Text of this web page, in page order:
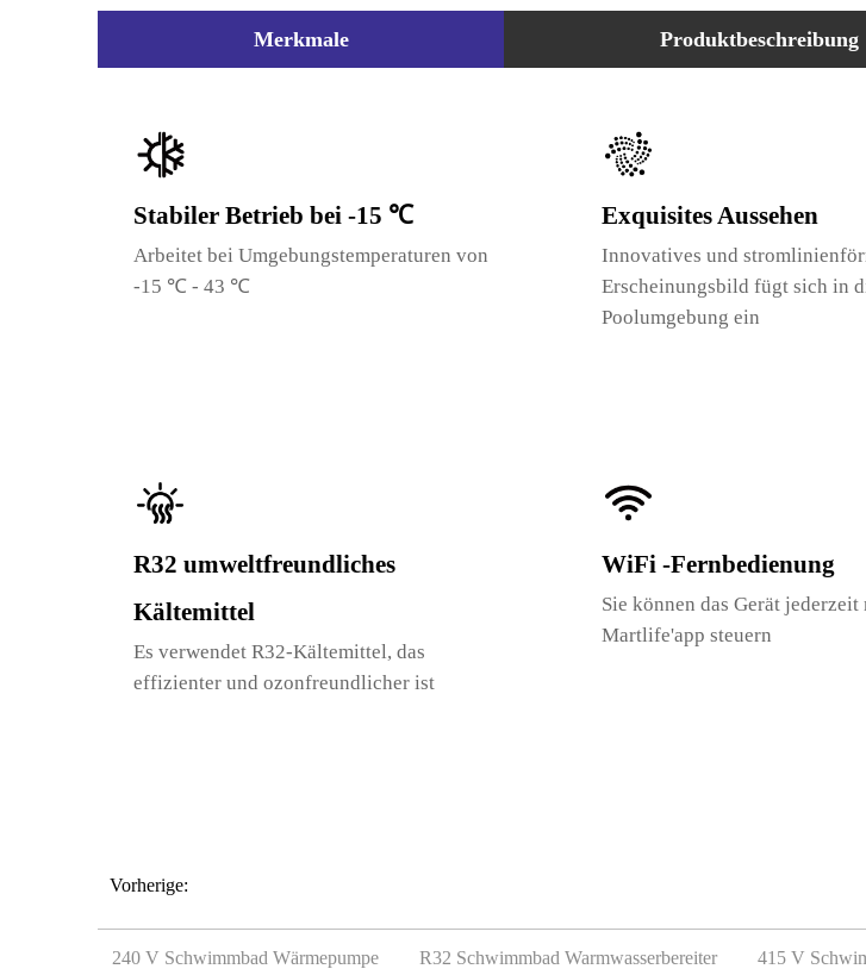
Merkmale Produktbeschreibung
Stabiler Betrieb bei -15 ℃
Arbeitet bei Umgebungstemperaturen von
-15 ℃ - 43 ℃
Exquisites Aussehen
Innovatives und
Erscheinungsbild fügt sich in
Poolumgebung ein
R32 umweltfreundliches
Kältemittel
Es verwendet R32-Kältemittel, das
effizienter und ozonfreundlicher ist
WiFi -Fernbedienung
Sie können das Gerät jederzeit
Martlife'app steuern
Vorherige:
240 V Schwimmbad Wärmepumpe R32 Schwimmbad Warmwasserbereiter 415 V